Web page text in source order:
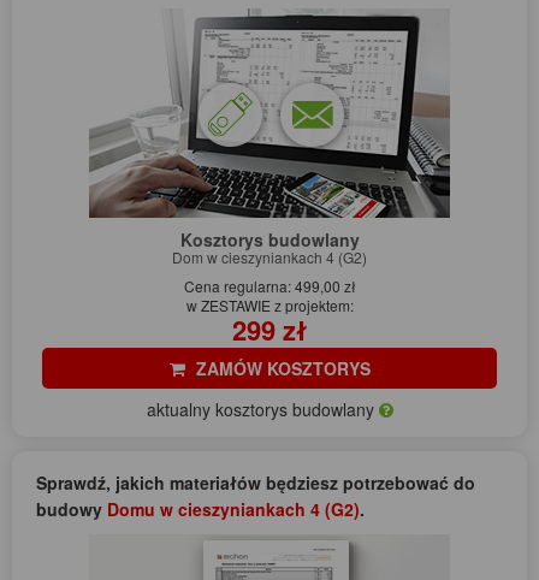
Kosztorys budowlany
Dom w cieszyniankach 4 (G2)
Cena regularna: 499,00 zł
w ZESTAWIE z projektem:
299 zł
ZAMÓW KOSZTORYS
aktualny kosztorys budowlany
Sprawdź, jakich materiałów będziesz potrzebować do
budowy Domu w cieszyniankach 4 (G2).